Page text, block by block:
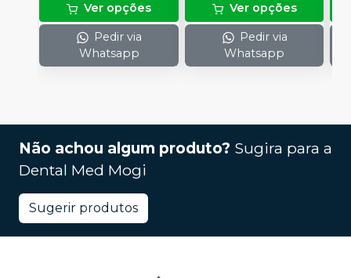
Ver opções
Pedir via
Whatsapp
Ver opções
Pedir via
Whatsapp
Não achou algum produto? Sugira para a
Dental Med Mogi
Sugerir produtos